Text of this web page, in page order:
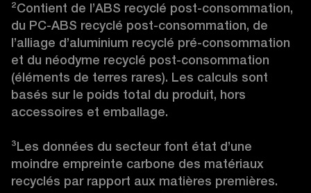
²Contient de l’ABS recyclé post-consommation,
du PC-ABS recyclé post-consommation, de
l’alliage d’aluminium recyclé pré-consommation
et du néodyme recyclé post-consommation
(éléments de terres rares). Les calculs sont
basés sur le poids total du produit, hors
accessoires et emballage.
³Les données du secteur font état d’une
moindre empreinte carbone des matériaux
recyclés par rapport aux matières premières.